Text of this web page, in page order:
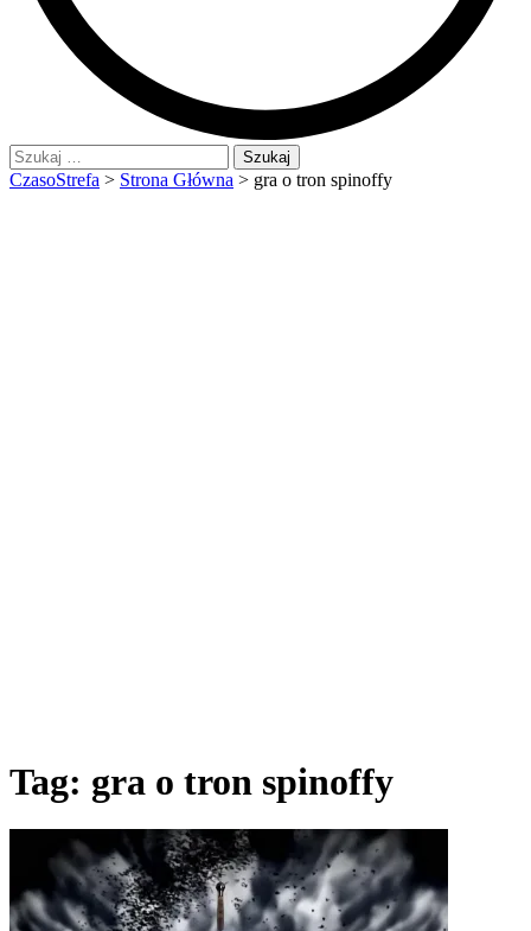
Szukaj:
CzasoStrefa > Strona Główna > gra o tron spinoffy
Tag: gra o tron spinoffy